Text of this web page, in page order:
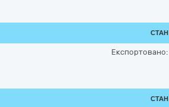
СТАН
Експортовано:
СТАН